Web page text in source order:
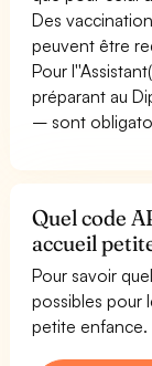
Des
peuvent être
Pour
préparant au
– sont
Quel code
accueil
Pour savoir
possibles pour
petite enfance.